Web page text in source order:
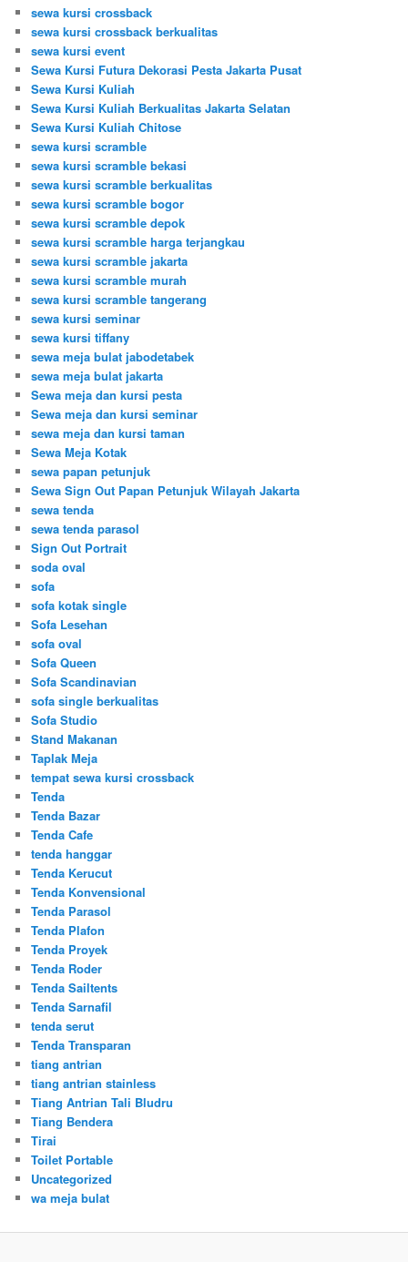
sewa kursi crossback
sewa kursi crossback berkualitas
sewa kursi event
Sewa Kursi Futura Dekorasi Pesta Jakarta Pusat
Sewa Kursi Kuliah
Sewa Kursi Kuliah Berkualitas Jakarta Selatan
Sewa Kursi Kuliah Chitose
sewa kursi scramble
sewa kursi scramble bekasi
sewa kursi scramble berkualitas
sewa kursi scramble bogor
sewa kursi scramble depok
sewa kursi scramble harga terjangkau
sewa kursi scramble jakarta
sewa kursi scramble murah
sewa kursi scramble tangerang
sewa kursi seminar
sewa kursi tiffany
sewa meja bulat jabodetabek
sewa meja bulat jakarta
Sewa meja dan kursi pesta
Sewa meja dan kursi seminar
sewa meja dan kursi taman
Sewa Meja Kotak
sewa papan petunjuk
Sewa Sign Out Papan Petunjuk Wilayah Jakarta
sewa tenda
sewa tenda parasol
Sign Out Portrait
soda oval
sofa
sofa kotak single
Sofa Lesehan
sofa oval
Sofa Queen
Sofa Scandinavian
sofa single berkualitas
Sofa Studio
Stand Makanan
Taplak Meja
tempat sewa kursi crossback
Tenda
Tenda Bazar
Tenda Cafe
tenda hanggar
Tenda Kerucut
Tenda Konvensional
Tenda Parasol
Tenda Plafon
Tenda Proyek
Tenda Roder
Tenda Sailtents
Tenda Sarnafil
tenda serut
Tenda Transparan
tiang antrian
tiang antrian stainless
Tiang Antrian Tali Bludru
Tiang Bendera
Tirai
Toilet Portable
Uncategorized
wa meja bulat